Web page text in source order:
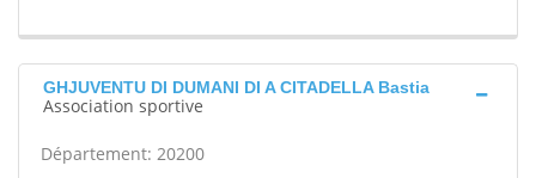
GHJUVENTU DI DUMANI DI A CITADELLA Bastia
Association sportive
Département: 20200